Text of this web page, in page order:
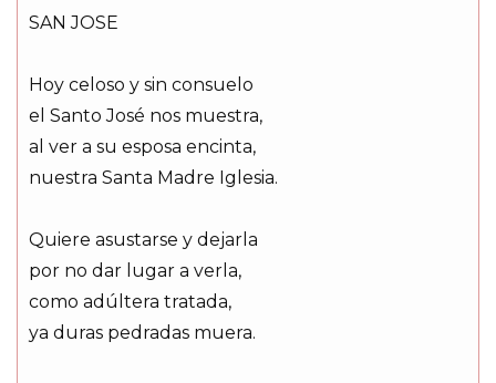
SAN JOSE
Hoy celoso y sin consuelo
el Santo José nos muestra,
al ver a su esposa encinta,
nuestra Santa Madre Iglesia.
Quiere asustarse y dejarla
por no dar lugar a verla,
como adúltera tratada,
ya duras pedradas muera.